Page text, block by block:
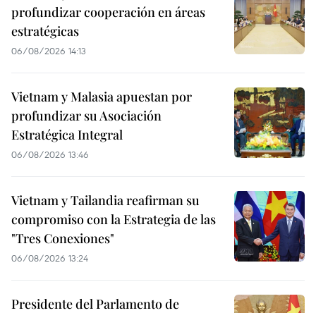
profundizar cooperación en áreas
estratégicas
06/08/2026 14:13
Vietnam y Malasia apuestan por
profundizar su Asociación
Estratégica Integral
06/08/2026 13:46
Vietnam y Tailandia reafirman su
compromiso con la Estrategia de las
"Tres Conexiones"
06/08/2026 13:24
Presidente del Parlamento de